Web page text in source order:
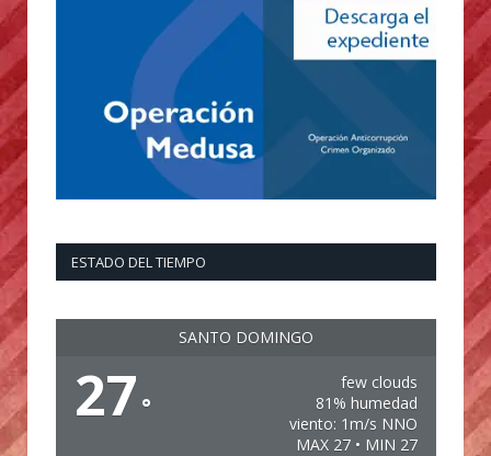
ESTADO DEL TIEMPO
SANTO DOMINGO
27 °
few clouds
81% humedad
viento: 1m/s NNO
MAX 27 • MIN 27